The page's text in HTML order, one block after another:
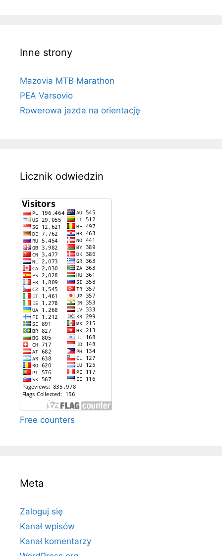
Inne strony
Mazovia MTB Marathon
PEA Varsovio
Rowerowa jazda na orientację
Licznik odwiedzin
Free counters
Meta
Zaloguj się
Kanał wpisów
Kanał komentarzy